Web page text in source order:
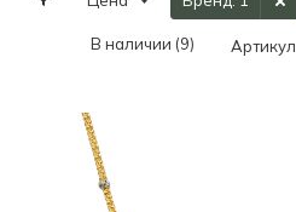
В наличии (9) Артикул